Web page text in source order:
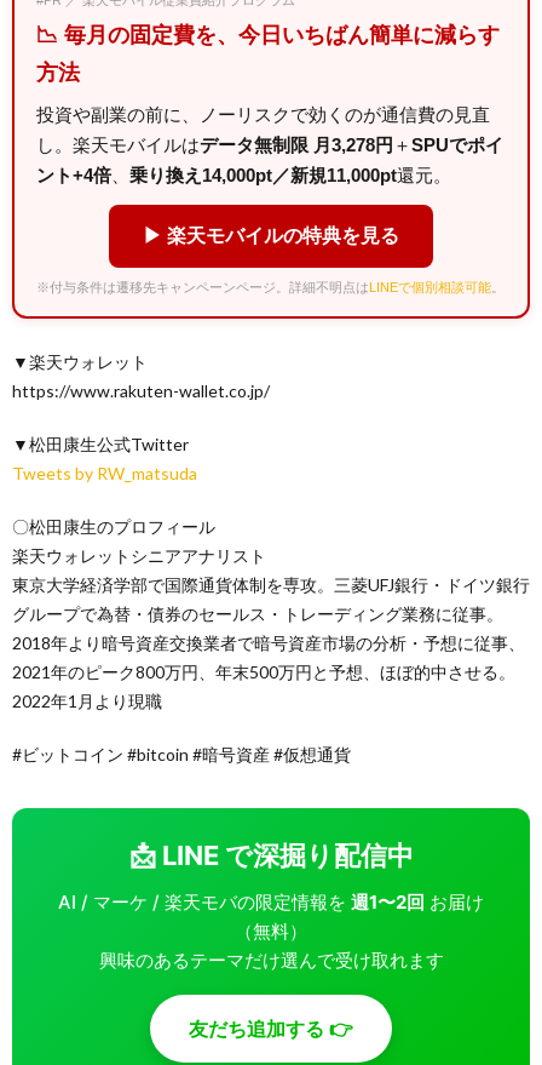
📉 毎月の固定費を、今日いちばん簡単に減らす
方法
投資や副業の前に、ノーリスクで効くのが通信費の見直
し。楽天モバイルはデータ無制限 月3,278円 ＋SPUでポイ
ント+4倍
乗り換え14,000pt／新規11,000pt還元。
▶ 楽天モバイルの特典を見る
※付与条件は遷移先キャンペーンページ。詳細不明点はLINEで個別相談可能
▼楽天ウォレット
https://www.rakuten-wallet.co.jp/
▼松田康生公式Twitter
Tweets by RW_matsuda
〇松田康生のプロフィール
楽天ウォレットシニアアナリスト
東京大学経済学部で国際通貨体制を専攻。三菱UFJ銀行・ドイツ銀行
グループで為替・債券のセールス・トレーディング業務に従事。
2018年より暗号資産交換業者で暗号資産市場の分析・予想に従事、
2021年のピーク800万円、年末500万円と予想、ほぼ的中させる。
2022年1月より現職
#ビットコイン #bitcoin #暗号資産 #仮想通貨
📩 LINE で深掘り配信中
AI / マーケ / 楽天モバの限定情報を 週1〜2回 お届け
（無料）
興味のあるテーマだけ選んで受け取れます
友だち追加する 👉